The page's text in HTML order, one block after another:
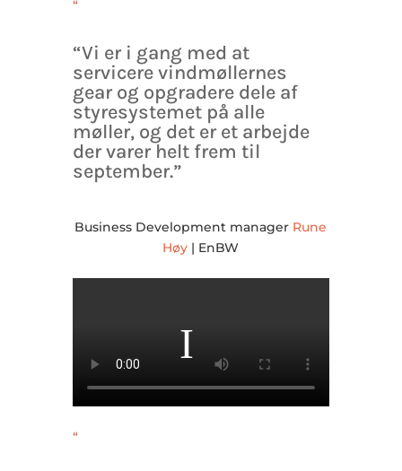
“
“Vi er i gang med at
servicere vindmøllernes
gear og opgradere dele af
styresystemet på alle
møller, og det er et arbejde
der varer helt frem til
september.”
Business Development manager Rune
Høy | EnBW
“